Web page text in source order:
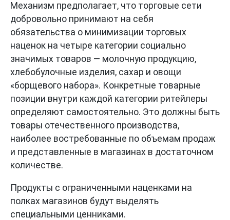
Механизм предполагает, что торговые сети
добровольно принимают на себя
обязательства о минимизации торговых
наценок на четыре категории социально
значимых товаров — молочную продукцию,
хлебобулочные изделия, сахар и овощи
«борщевого набора». Конкретные товарные
позиции внутри каждой категории ритейлеры
определяют самостоятельно. Это должны быть
товары отечественного производства,
наиболее востребованные по объемам продаж
и представленные в магазинах в достаточном
количестве.
Продукты с ограниченными наценками на
полках магазинов будут выделять
специальными ценниками.